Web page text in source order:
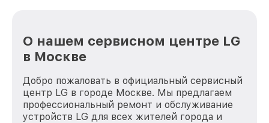
О нашем сервисном центре LG
в Москве
Добро пожаловать в официальный сервисный
центр LG в городе Москве. Мы предлагаем
профессиональный ремонт и обслуживание
устройств LG для всех жителей города и